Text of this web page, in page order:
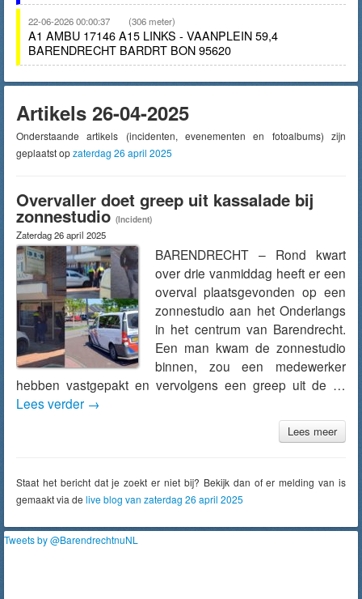
22-06-2026 00:00:37 (306 meter)
A1 AMBU 17146 A15 LINKS - VAANPLEIN 59,4
BARENDRECHT BARDRT BON 95620
Artikels 26-04-2025
Onderstaande artikels (incidenten, evenementen en fotoalbums) zijn
geplaatst opzaterdag 26 april 2025
Overvaller doet greep uit kassalade bij
zonnestudio (Incident)
Zaterdag 26 april 2025
BARENDRECHT – Rond kwart
over drie vanmiddag heeft er een
overval plaatsgevonden op een
zonnestudio aan het Onderlangs
in het centrum van Barendrecht.
Een man kwam de zonnestudio
binnen, zou een medewerker
hebben vastgepakt en vervolgens een greep uit de …
Lees verder →
Lees meer
Staat het bericht dat je zoekt er niet bij? Bekijk dan of er melding van is
gemaakt via de live blog van zaterdag 26 april 2025
Tweets by @BarendrechtnuNL